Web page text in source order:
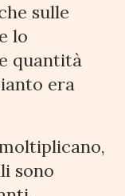
sulle
lo
quantità
era
sono